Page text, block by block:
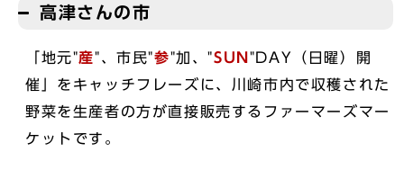
高津さんの市
「地元"産"、市民"参"加、"SUN "DAY（日曜）開
催」をキャッチフレーズに、川崎市内で収穫された
野菜を生産者の方が直接販売するファーマーズマー
ケットです。